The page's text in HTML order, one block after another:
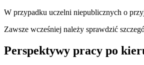
W przypadku uczelni niepublicznych o
Zawsze wcześniej należy sprawdzić
Perspektywy pracy po